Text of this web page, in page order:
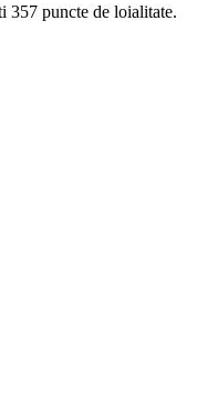
357 puncte de loialitate.